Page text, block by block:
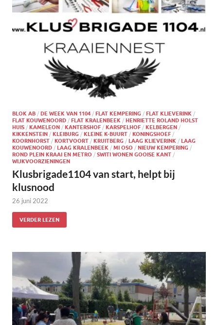
BLOK AB / DE WEEK VAN 1104 / FLAT KEMPERING / FLAT KLIEVERINK /
FLAT KOUWENOORD / FLAT KRALENBEEK / HENRIETTE ROLAND HOLST
HUIS / KAMELEON / KANTERSHOF / KARSPELHOF / KELBERGEN /
KIKKENSTEIN / KLEIBURG / KLEINE K-BUURT / KONINGSHOEF /
KOORNHORST / KORTVOORT / KRUITBERG / LAAG KLIEVERINK / LAAG
KOUWENOORD / LAAG KRALENBEEK / MI OSO / NIEUW KEMPERING /
ROND PLEIN KRAAI EN METRO / SWITI WONEN GOOISE KANT /
WIJKVOORZIENINGEN
Klusbrigade1104 van start, helpt bij
klusnood
26 juni 2022
VERDER LEZEN